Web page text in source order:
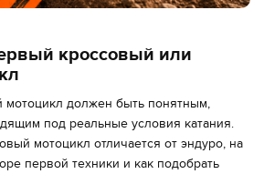
кроссовый или
должен быть понятным,
под реальные условия катания.
мотоцикл отличается от эндуро, на
первой техники и как подобрать